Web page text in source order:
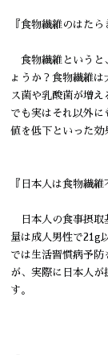
『食物繊維のはたら
食物繊維というと
ょうか？食物繊維
ス菌や乳酸菌が増え
でも実はそれ以外
値を低下といった効
『日本人は食物繊維
日本人の食事摂取
量は成人男性で21g
では生活習慣病予
が、実際に日本人
す。